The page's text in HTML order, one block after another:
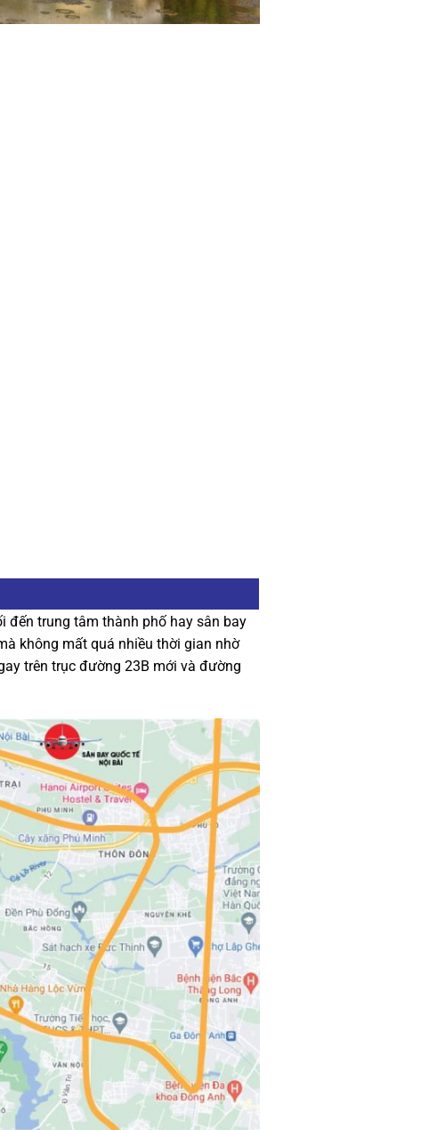
đến trung tâm thành phố hay sân bay
không mất quá nhiều thời gian nhờ
trên trục đường 23B mới và đường